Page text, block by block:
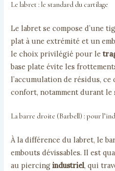
Le labret : le standard du cartilage
Le labret se compose d’une
plat à une extrémité et un
le choix privilégié pour le
base plate évite les
l’accumulation de résidus, ce
confort, notamment durant le
La barre droite (Barbell) : pour
À la différence du labret, le
embouts dévissables. Il est
au piercingindustriel, qui